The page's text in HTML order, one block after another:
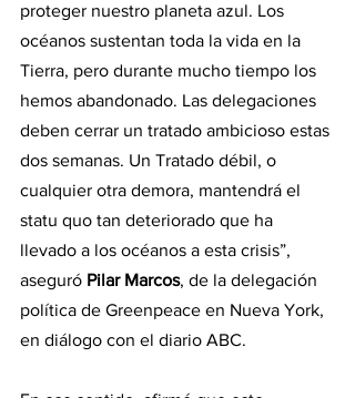
proteger nuestro planeta azul. Los
océanos sustentan toda la vida en la
Tierra, pero durante mucho tiempo los
hemos abandonado. Las delegaciones
deben cerrar un tratado ambicioso estas
dos semanas. Un Tratado débil, o
cualquier otra demora, mantendrá el
statu quo tan deteriorado que ha
llevado a los océanos a esta crisis”,
aseguró Pilar Marcos, de la delegación
política de Greenpeace en Nueva York,
en diálogo con el diario ABC.